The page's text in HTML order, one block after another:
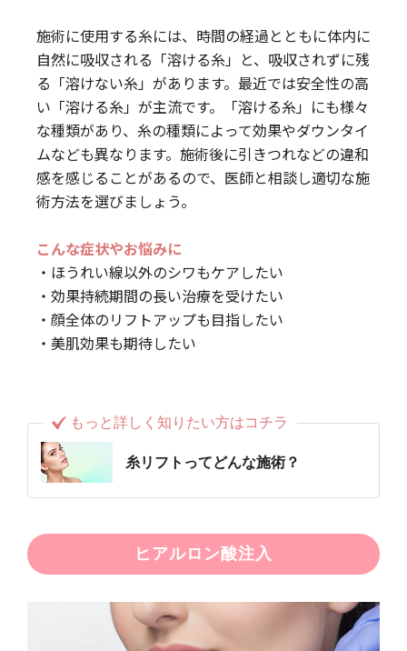
施術に使用する糸には、時間の経過とともに体内に
自然に吸収される「溶ける糸」と、吸収されずに残
る「溶けない糸」があります。最近では安全性の高
い「溶ける糸」が主流です。「溶ける糸」にも様々
な種類があり、糸の種類によって効果やダウンタイ
ムなども異なります。施術後に引きつれなどの違和
感を感じることがあるので、医師と相談し適切な施
術方法を選びましょう。
こんな症状やお悩みに
・ほうれい線以外のシワもケアしたい
・効果持続期間の長い治療を受けたい
・顔全体のリフトアップも目指したい
・美肌効果も期待したい
もっと詳しく知りたい方はコチラ
糸リフトってどんな施術？
ヒアルロン酸注入